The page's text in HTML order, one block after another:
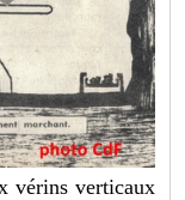
vérins verticaux